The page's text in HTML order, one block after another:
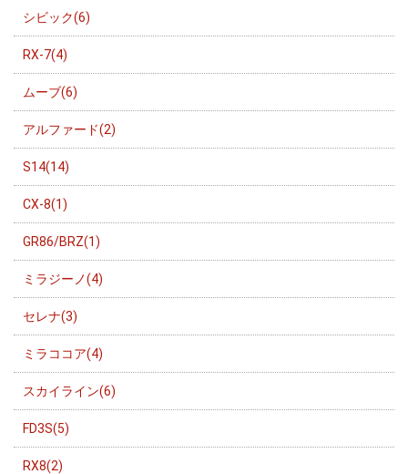
シビック(6)
RX-7(4)
ムーブ(6)
アルファード(2)
S14(14)
CX-8(1)
GR86/BRZ(1)
ミラジーノ(4)
セレナ(3)
ミラココア(4)
スカイライン(6)
FD3S(5)
RX8(2)